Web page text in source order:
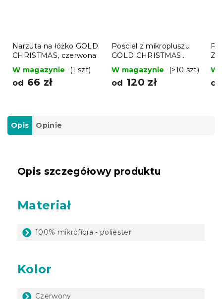
Narzuta na łóżko GOLD
CHRISTMAS, czerwona
W magazynie
(1 szt)
od 66 zł
Pościel z mikropluszu
GOLD CHRISTMAS
W magazynie (>10 szt)
od 120 zł
W
od
Opis Opinie
Opis szczegółowy produktu
Materiał
100% mikrofibra - poliester
Kolor
Czerwony